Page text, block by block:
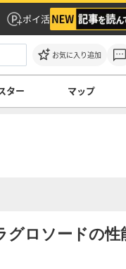
ポイ活
お気に入り追加
ター マップ
グロソードの